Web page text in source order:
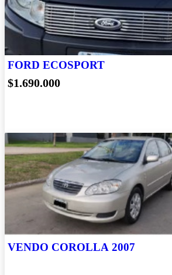
FORD ECOSPORT
$1.690.000
VENDO COROLLA 2007